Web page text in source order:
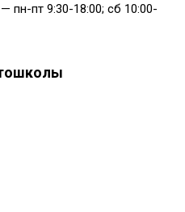
пн-пт 9:30-18:00; сб 10:00-